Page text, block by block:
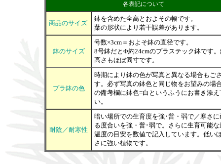
各表記について
商品のサイズ
鉢を含めた全高とおよその幅です。
葉の形状により若干誤差があります。
鉢のサイズ
号数×3cm＝およそ鉢の直径です。
8号鉢だとΦ約24cmのプラステック鉢です
高さもほぼ同寸です。
プラ鉢の色
時期により鉢の色が写真と異なる場合もご
す。必ず写真の鉢色と同じ物をお望みの場
の備考欄に鉢色=白というふうにお書き添え
い。
耐陰／耐寒性
暗い場所での生育度を強･普・弱で／寒さに
る度合いを強・普･弱で。さらに生育可能な
温度の目安を数値で記入しています。低い
さに強い植物です。